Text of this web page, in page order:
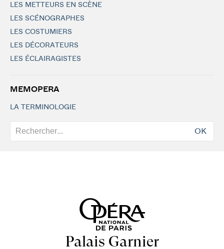
LES METTEURS EN SCÈNE
LES SCÉNOGRAPHES
LES COSTUMIERS
LES DÉCORATEURS
LES ÉCLAIRAGISTES
MEMOPERA
LA TERMINOLOGIE
OK
Palais Garnier